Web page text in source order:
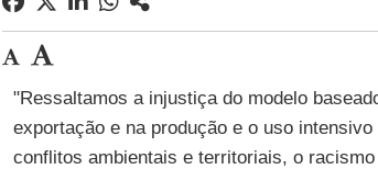
"Ressaltamos a injustiça do modelo
exportação e na produção e o uso
conflitos ambientais e territoriais, o